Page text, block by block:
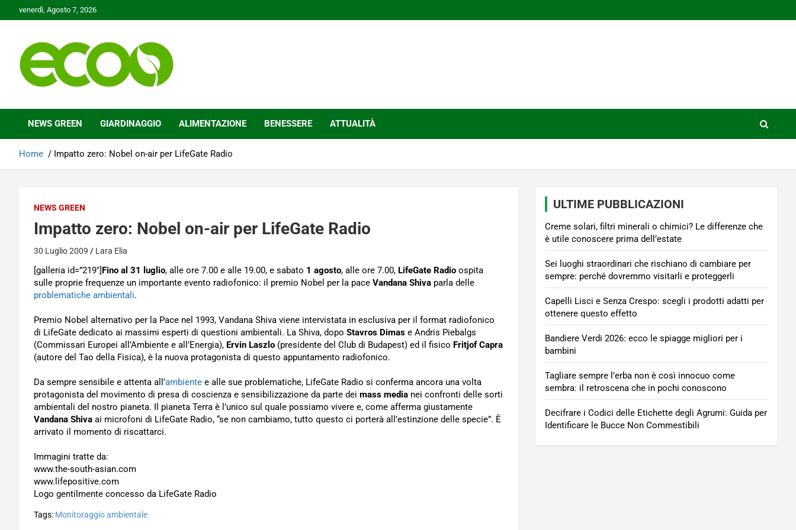
to
venerdì, Agosto 7, 2026
Ecoo.it
NEWS GREEN GIARDINAGGIO ALIMENTAZIONE BENESSERE ATTUALITÀ
Home Impatto zero: Nobel on-air per LifeGate Radio
NEWS GREEN
Impatto zero: Nobel on-air per LifeGate Radio
30 Luglio 2009 Lara Elia
[galleria id=”219″]Fino al 31 luglio, alle ore 7.00 e alle 19.00, e sabato 1 agosto, alle ore 7.00, LifeGate Radio ospita
sulle proprie frequenze un importante evento radiofonico: il premio Nobel per la pace Vandana Shiva parla delle
problematiche ambientali.
Premio Nobel alternativo per la Pace nel 1993, Vandana Shiva viene intervistata in esclusiva per il format radiofonico
di LifeGate dedicato ai massimi esperti di questioni ambientali. La Shiva, dopo Stavros Dimas e Andris Piebalgs
(Commissari Europei all’Ambiente e all’Energia), Ervin Laszlo (presidente del Club di Budapest) ed il fisico Fritjof Capra
(autore del Tao della Fisica), è la nuova protagonista di questo appuntamento radiofonico.
Da sempre sensibile e attenta all’ambiente e alle sue problematiche, LifeGate Radio si conferma ancora una volta
protagonista del movimento di presa di coscienza e sensibilizzazione da parte dei mass media nei confronti delle sorti
ambientali del nostro pianeta. Il pianeta Terra è l’unico sul quale possiamo vivere e, come afferma giustamente
Vandana Shiva ai microfoni di LifeGate Radio, “se non cambiamo, tutto questo ci porterà all’estinzione delle specie”. È
arrivato il momento di riscattarci.
Immagini tratte da:
www.the-south-asian.com
www.lifepositive.com
Logo gentilmente concesso da LifeGate Radio
Tags: Monitoraggio ambientale
ULTIME PUBBLICAZIONI
Creme solari, filtri minerali o chimici? Le differenze che
è utile conoscere prima dell’estate
Sei luoghi straordinari che rischiano di cambiare per
sempre: perché dovremmo visitarli e proteggerli
Capelli Lisci e Senza Crespo: scegli i prodotti adatti per
ottenere questo effetto
Bandiere Verdi 2026: ecco le spiagge migliori per i
bambini
Tagliare sempre l’erba non è così innocuo come
sembra: il retroscena che in pochi conoscono
Decifrare i Codici delle Etichette degli Agrumi: Guida per
Identificare le Bucce Non Commestibili